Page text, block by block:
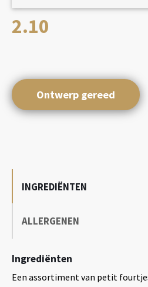
2.10
Ontwerp gereed
INGREDIËNTEN
ALLERGENEN
Ingrediënten
Een assortiment van petit